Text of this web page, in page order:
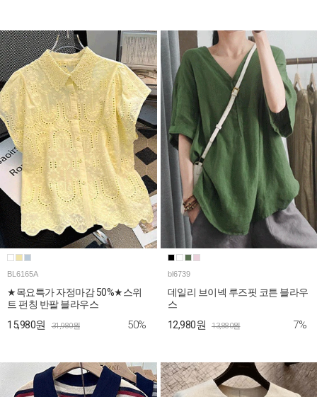
BL6165A
★목요특가 자정마감 50%★스위
트 펀칭 반팔 블라우스
15,980원 31,980원 50%
bl6739
데일리 브이넥 루즈핏 코튼 블라우
스
12,980원 13,880원 7%